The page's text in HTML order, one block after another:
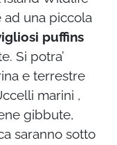
ad una piccola
puffins
Si potra’
e terrestre
marini ,
gibbute,
saranno sotto